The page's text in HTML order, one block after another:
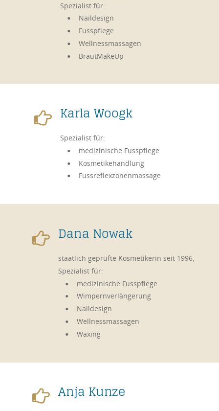
Karla Woogk
Spezialist für:
• medizinische Fusspflege
• Kosmetikehandlung
• Fussreflexzonenmassage

Anja Kunze

Dana Nowak
staatlich geprüfte Kosmetikerin seit 1996,
Spezialist für:
• medizinische Fusspflege
• Wimpernverlängerung
• Naildesign
• Wellnessmassagen
• Waxing

Spezialist für:
• Naildesign
• Fusspflege
• Wellnessmassagen
• BrautMakeUp